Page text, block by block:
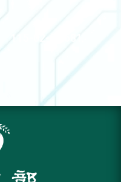
115-02-02:681